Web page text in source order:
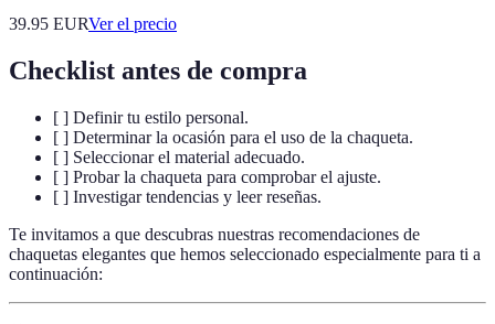
39.95 EURVer el precio
Checklist antes de compra
[ ] Definir tu estilo personal.
[ ] Determinar la ocasión para el uso de la chaqueta.
[ ] Seleccionar el material adecuado.
[ ] Probar la chaqueta para comprobar el ajuste.
[ ] Investigar tendencias y leer reseñas.
Te invitamos a que descubras nuestras recomendaciones de
chaquetas elegantes que hemos seleccionado especialmente para ti a
continuación: